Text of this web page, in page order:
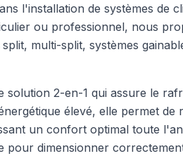
l'installation de systèmes de
ou professionnel, nous
multi-split, systèmes
solution 2-en-1 qui assure le
élevé, elle permet de
un confort optimal toute
pour dimensionner